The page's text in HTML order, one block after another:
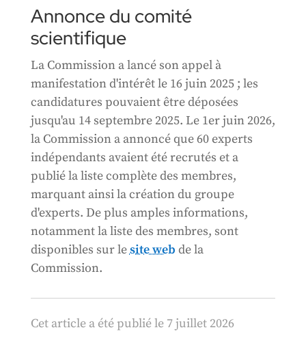
Annonce du comité
scientifique
La Commission a lancé son appel à
manifestation d'intérêt le 16 juin 2025 ; les
candidatures pouvaient être déposées
jusqu'au 14 septembre 2025. Le 1er juin 2026,
la Commission a annoncé que 60 experts
indépendants avaient été recrutés et a
publié la liste complète des membres,
marquant ainsi la création du groupe
d'experts. De plus amples informations,
notamment la liste des membres, sont
disponibles sur lesite web de la
Commission.
Cet article a été publié le 7 juillet 2026